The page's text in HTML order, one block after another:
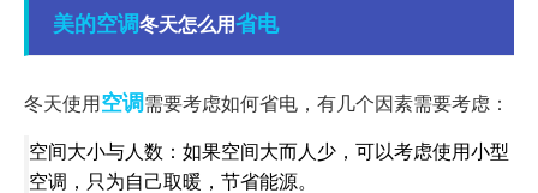
美的空调冬天怎么用省电
冬天使用空调需要考虑如何省电，有几个因素需要考虑：
空间大小与人数：如果空间大而人少，可以考虑使用小型
空调，只为自己取暖，节省能源。